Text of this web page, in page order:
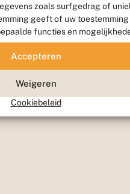
zoals surfgedrag of
geeft of uw
functies en
Accepteren
Weigeren
Cookiebeleid